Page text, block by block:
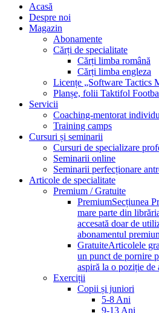
Acasă
Despre noi
Magazin
Abonamente
Cărți de specialitate
Cărți limba română
Cărți limba engleza
Licențe „Software Tactics
Planșe, folii Taktifol
Servicii
Coaching-mentorat
Training camps
Cursuri și seminarii
Cursuri de specializare
Seminarii online
Seminarii perfecționare
Articole de specialitate
Premium / Gratuite
PremiumSecțiunea
mare parte din
accesată doar de
abonamentul
GratuiteArticolele
un punct de pornire
aspiră la o poziție de
Exerciții
Copii și juniori
5-8 Ani
9-13 Ani